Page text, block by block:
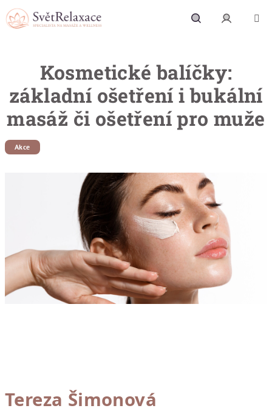
Tereza Šimonová
Kosmetické balíčky:
základní ošetření i bukální
masáž či ošetření pro muže
Akce